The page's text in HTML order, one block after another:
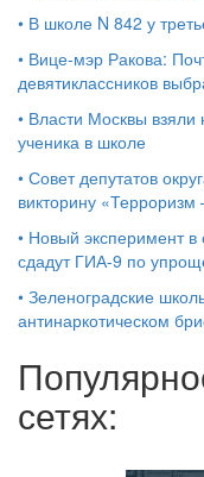
• В школе N 842 у
• Вице-мэр Ракова:
девятиклассников
• Власти Москвы взяли
ученика в школе
• Совет депутатов
викторину «Терроризм
• Новый эксперимент в
сдадут ГИА-9 по
• Зеленоградские
антинаркотическом
сетях: